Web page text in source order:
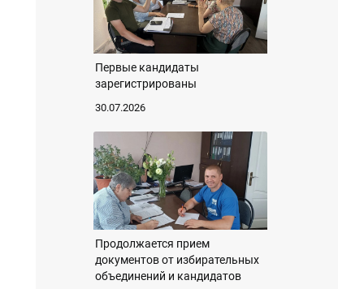
Первые кандидаты
зарегистрированы
30.07.2026
Продолжается прием
документов от избирательных
объединений и кандидатов